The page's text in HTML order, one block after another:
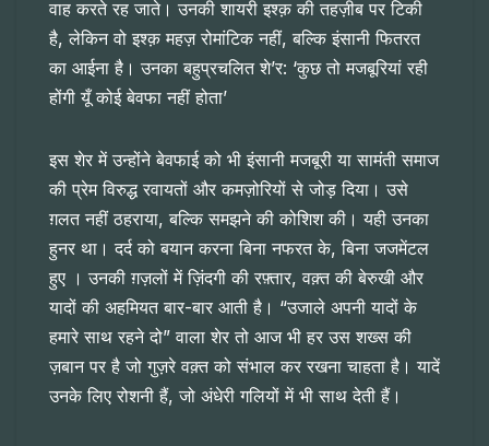
वाह करते रह जाते। उनकी शायरी इश्क़ की तहज़ीब पर टिकी
है, लेकिन वो इश्क़ महज़ रोमांटिक नहीं, बल्कि इंसानी फितरत
का आईना है। उनका बहुप्रचलित शे’र: ‘कुछ तो मजबूरियां रही
होंगी यूँ कोई बेवफा नहीं होता’
इस शेर में उन्होंने बेवफाई को भी इंसानी मजबूरी या सामंती समाज
की प्रेम विरुद्ध रवायतों और कमज़ोरियों से जोड़ दिया। उसे
ग़लत नहीं ठहराया, बल्कि समझने की कोशिश की। यही उनका
हुनर था। दर्द को बयान करना बिना नफरत के, बिना जजमेंटल
हुए । उनकी ग़ज़लों में ज़िंदगी की रफ़्तार, वक़्त की बेरुखी और
यादों की अहमियत बार-बार आती है। “उजाले अपनी यादों के
हमारे साथ रहने दो” वाला शेर तो आज भी हर उस शख्स की
ज़बान पर है जो गुज़रे वक़्त को संभाल कर रखना चाहता है। यादें
उनके लिए रोशनी हैं, जो अंधेरी गलियों में भी साथ देती हैं।